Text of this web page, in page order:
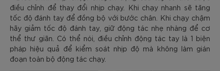
điều chỉnh để thay đổi nhịp chạy. Khi chạy nhanh sẽ tăng
tốc độ đánh tay để đồng bộ với bước chân. Khi chạy chậm
hãy giảm tốc độ đánh tay, giữ động tác nhẹ nhàng để cơ
thể thư giãn. Có thể nói, điều chỉnh động tác tay là 1 biện
pháp hiệu quả để kiểm soát nhịp độ mà không làm gián
đoạn toàn bộ động tác chạy.